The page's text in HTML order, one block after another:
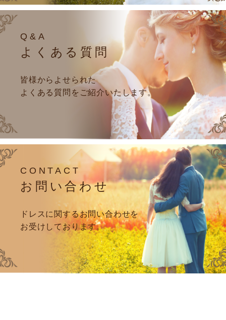
Q&A
よくある質問
皆様からよせられた
よくある質問をご紹介いたします。
CONTACT
お問い合わせ
ドレスに関するお問い合わせを
お受けしております。